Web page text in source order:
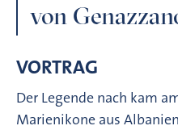
von
VORTRAG
Der Legende nach kam
Marienikone aus